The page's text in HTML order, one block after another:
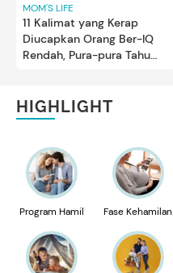
MOM'S LIFE
11 Kalimat yang Kerap
Diucapkan Orang Ber-IQ
Rendah, Pura-pura Tahu
HIGHLIGHT
Program Hamil Fase Kehamilan